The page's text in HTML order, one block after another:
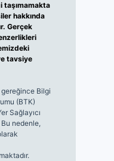
taşımamakta
hakkında
Gerçek
tavsiye
gereğince Bilgi
(BTK)
Sağlayıcı
nedenle,